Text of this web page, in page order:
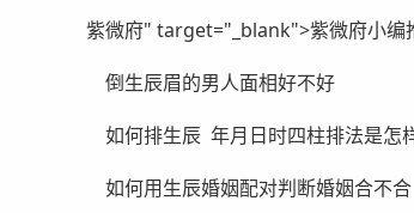
紫微府" target="_blank">紫微府小编
倒生辰眉的男人面相好不好
如何排生辰 年月日时四柱排法是怎
如何用生辰婚姻配对判断婚姻合不合